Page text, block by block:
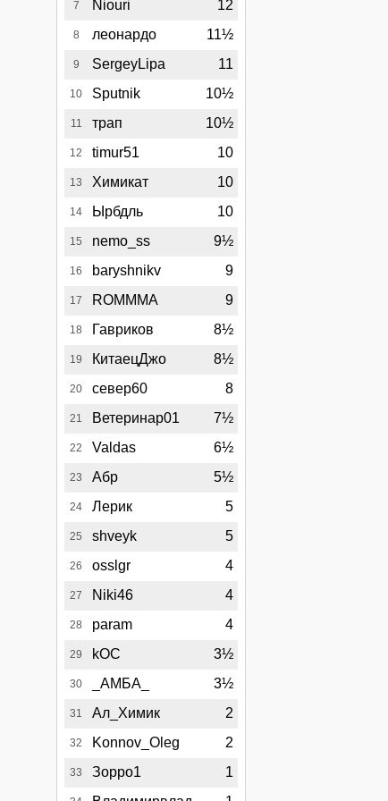
7 Niouri 12
8 леонардо 11½
9 SergeyLipa 11
10 Sputnik 10½
11 трап 10½
12 timur51 10
13 Химикат 10
14 Ырбдль 10
15 nemo_ss 9½
16 baryshnikv 9
17 ROMMMA 9
18 Гавриков 8½
19 КитаецДжо 8½
20 север60 8
21 Ветеринар01 7½
22 Valdas 6½
23 Абр 5½
24 Лерик 5
25 shveyk 5
26 osslgr 4
27 Niki46 4
28 param 4
29 kOC 3½
30 _АМБА_ 3½
31 Ал_Химик 2
32 Konnov_Oleg 2
33 Зорро1 1